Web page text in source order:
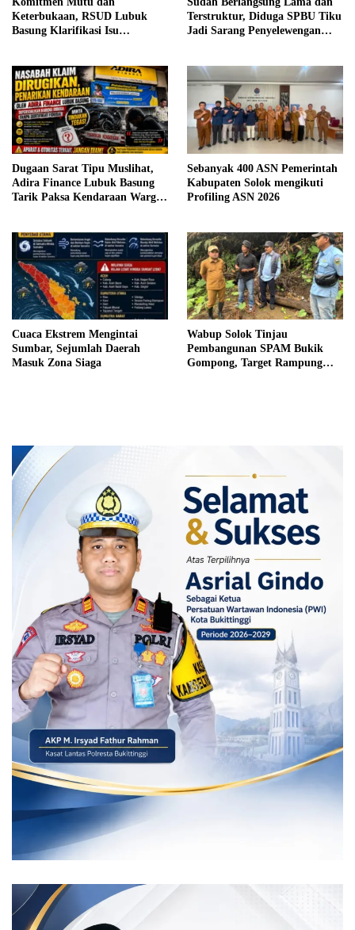
Keterbukaan, RSUD Lubuk
Basung Klarifikasi Isu
Terstruktur, Diduga SPBU Tiku
Jadi Sarang Penyelewengan
Dugaan Sarat Tipu Muslihat,
Adira Finance Lubuk Basung
Tarik Paksa Kendaraan Warga
Sebanyak 400 ASN Pemerintah
Kabupaten Solok mengikuti
Profiling ASN 2026
Cuaca Ekstrem Mengintai
Sumbar, Sejumlah Daerah
Masuk Zona Siaga
Wabup Solok Tinjau
Pembangunan SPAM Bukik
Gompong, Target Rampung